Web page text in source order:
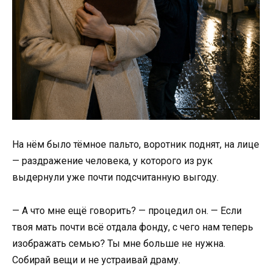
На нём было тёмное пальто, воротник поднят, на лице
— раздражение человека, у которого из рук
выдернули уже почти подсчитанную выгоду.
— А что мне ещё говорить? — процедил он. — Если
твоя мать почти всё отдала фонду, с чего нам теперь
изображать семью? Ты мне больше не нужна.
Собирай вещи и не устраивай драму.